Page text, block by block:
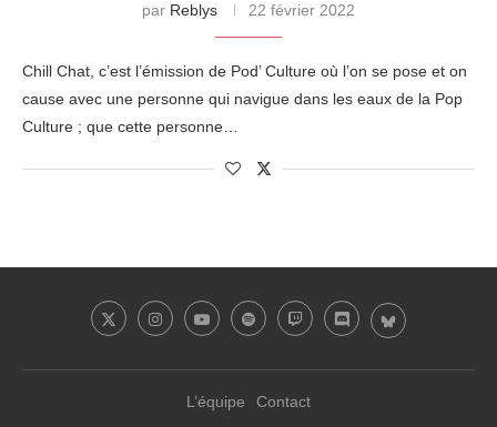
par Reblys 22 février 2022
Chill Chat, c’est l’émission de Pod’ Culture où l’on se pose et on
cause avec une personne qui navigue dans les eaux de la Pop
Culture ; que cette personne…
L’équipe Contact